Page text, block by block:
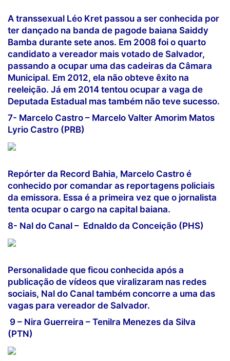
A transsexual Léo Kret passou a ser conhecida por
ter dançado na banda de pagode baiana Saiddy
Bamba durante sete anos. Em 2008 foi o quarto
candidato a vereador mais votado de Salvador,
passando a ocupar uma das cadeiras da Câmara
Municipal. Em 2012, ela não obteve êxito na
reeleição. Já em 2014 tentou ocupar a vaga de
Deputada Estadual mas também não teve sucesso.
7- Marcelo Castro – Marcelo Valter Amorim Matos
Lyrio Castro (PRB)
Repórter da Record Bahia, Marcelo Castro é
conhecido por comandar as reportagens policiais
da emissora. Essa é a primeira vez que o jornalista
tenta ocupar o cargo na capital baiana.
8- Nal do Canal – Ednaldo da Conceição (PHS)
Personalidade que ficou conhecida após a
publicação de vídeos que viralizaram nas redes
sociais, Nal do Canal também concorre a uma das
vagas para vereador de Salvador.
9 – Nira Guerreira – Tenilra Menezes da Silva
(PTN)